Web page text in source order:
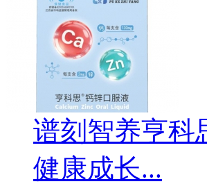
谱刻智养亨科
健康成长...